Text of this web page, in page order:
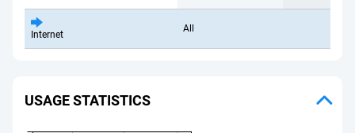
Internet
All
USAGE STATISTICS